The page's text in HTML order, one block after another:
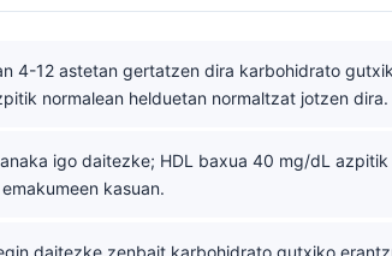
4-12 astetan gertatzen dira karbohidrato
normalean helduetan normaltzat jotzen dira.
igo daitezke; HDL baxua 40 mg/dL
kasuan.
daitezke zenbait karbohidrato gutxiko